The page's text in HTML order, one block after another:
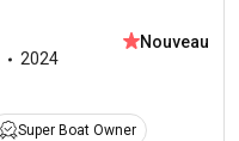
2024
Nouveau
Super Boat Owner